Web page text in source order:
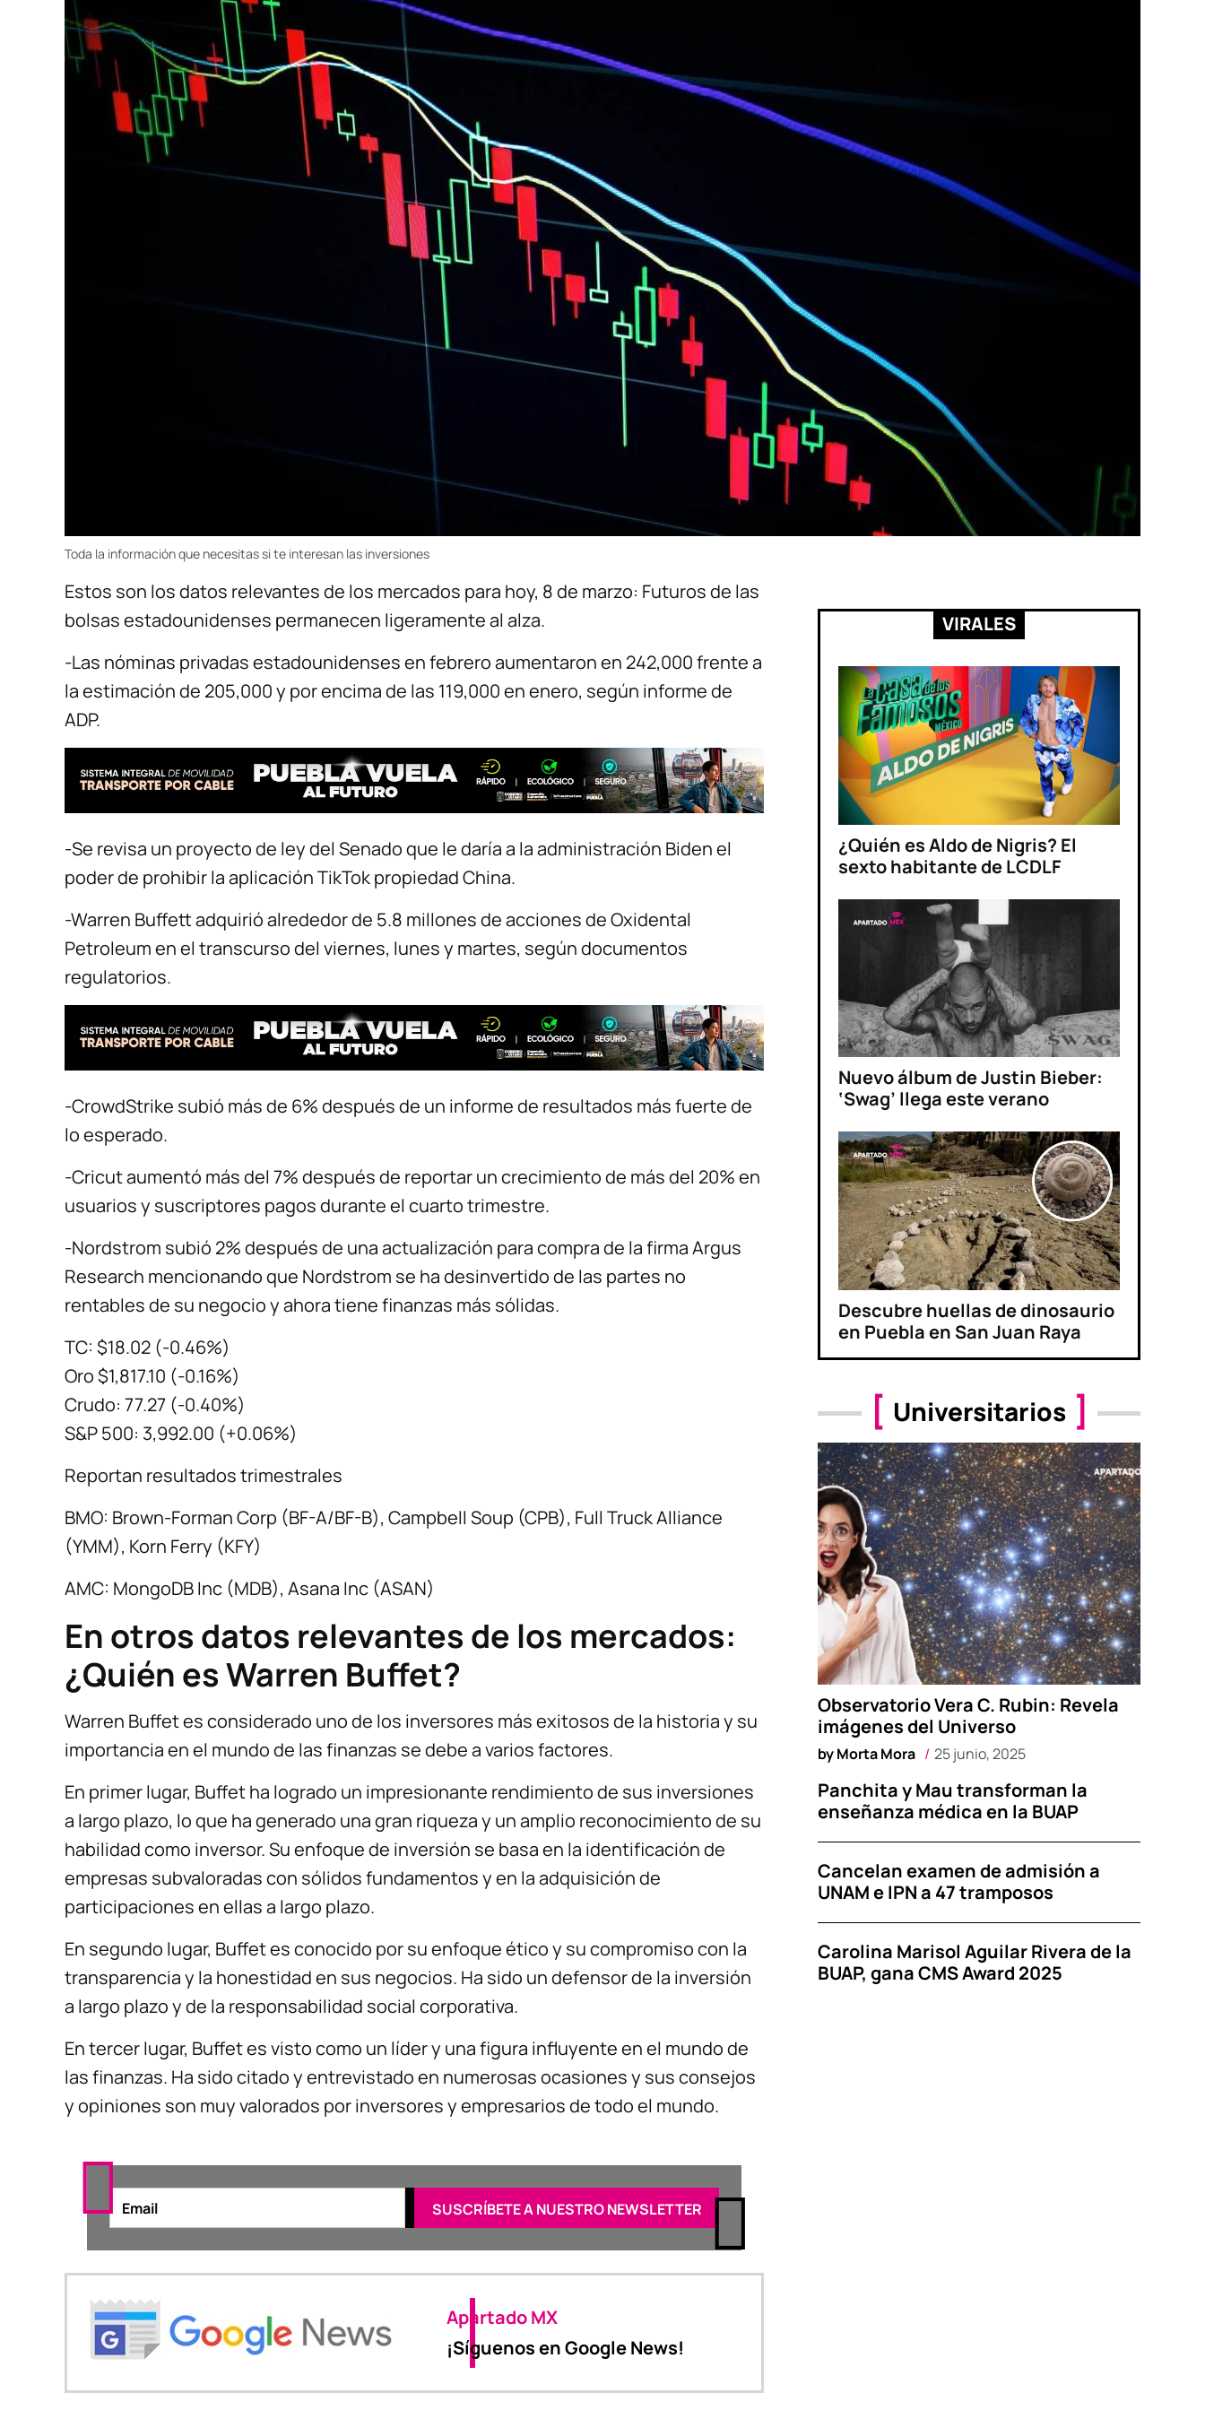
Toda la información que necesitas si te interesan las inversiones
Estos son los datos relevantes de los mercados para hoy, 8 de marzo: Futuros de las
bolsas estadounidenses permanecen ligeramente al alza.
-Las nóminas privadas estadounidenses en febrero aumentaron en 242,000 frente a
la estimación de 205,000 y por encima de las 119,000 en enero, según informe de
ADP.
-Se revisa un proyecto de ley del Senado que le daría a la administración Biden el
poder de prohibir la aplicación TikTok propiedad China.
-Warren Buffett adquirió alrededor de 5.8 millones de acciones de Oxidental
Petroleum en el transcurso del viernes, lunes y martes, según documentos
regulatorios.
-CrowdStrike subió más de 6% después de un informe de resultados más fuerte de
lo esperado.
-Cricut aumentó más del 7% después de reportar un crecimiento de más del 20% en
usuarios y suscriptores pagos durante el cuarto trimestre.
-Nordstrom subió 2% después de una actualización para compra de la firma Argus
Research mencionando que Nordstrom se ha desinvertido de las partes no
rentables de su negocio y ahora tiene finanzas más sólidas.
TC: $18.02 (-0.46%)
Oro $1,817.10 (-0.16%)
Crudo: 77.27 (-0.40%)
S&P 500: 3,992.00 (+0.06%)
Reportan resultados trimestrales
BMO: Brown-Forman Corp (BF-A/BF-B), Campbell Soup (CPB), Full Truck Alliance
(YMM), Korn Ferry (KFY)
AMC: MongoDB Inc (MDB), Asana Inc (ASAN)
En otros datos relevantes de los mercados:
¿Quién es Warren Buffet?
Warren Buffet es considerado uno de los inversores más exitosos de la historia y su
importancia en el mundo de las finanzas se debe a varios factores.
En primer lugar, Buffet ha logrado un impresionante rendimiento de sus inversiones
a largo plazo, lo que ha generado una gran riqueza y un amplio reconocimiento de su
habilidad como inversor. Su enfoque de inversión se basa en la identificación de
empresas subvaloradas con sólidos fundamentos y en la adquisición de
participaciones en ellas a largo plazo.
En segundo lugar, Buffet es conocido por su enfoque ético y su compromiso con la
transparencia y la honestidad en sus negocios. Ha sido un defensor de la inversión
a largo plazo y de la responsabilidad social corporativa.
En tercer lugar, Buffet es visto como un líder y una figura influyente en el mundo de
las finanzas. Ha sido citado y entrevistado en numerosas ocasiones y sus consejos
y opiniones son muy valorados por inversores y empresarios de todo el mundo.
Apartado MX
¡Síguenos en Google News!
VIRALES
¿Quién es Aldo de Nigris? El
sexto habitante de LCDLF
Nuevo álbum de Justin Bieber:
‘Swag’ llega este verano
Descubre huellas de dinosaurio
en Puebla en San Juan Raya
Universitarios
Observatorio Vera C. Rubin: Revela
imágenes del Universo
byMorta Mora 25 junio, 2025
Panchita y Mau transforman la
enseñanza médica en la BUAP
Cancelan examen de admisión a
UNAM e IPN a 47 tramposos
Carolina Marisol Aguilar Rivera de la
BUAP, gana CMS Award 2025